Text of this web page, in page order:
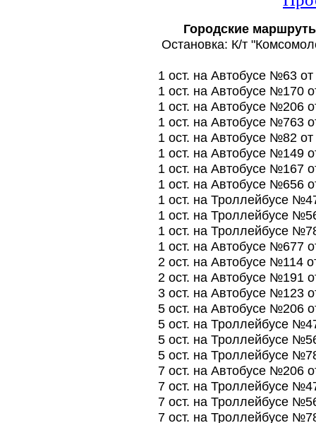
Городские
Остановка: К/т
1 ост. на Автобусе №63
1 ост. на Автобусе №170
1 ост. на Автобусе №206
1 ост. на Автобусе №763
1 ост. на Автобусе №82
1 ост. на Автобусе №149
1 ост. на Автобусе №167
1 ост. на Автобусе №656
1 ост. на Троллейбусе
1 ост. на Троллейбусе
1 ост. на Троллейбусе
1 ост. на Автобусе №677
2 ост. на Автобусе №114
2 ост. на Автобусе №191
3 ост. на Автобусе №123
5 ост. на Автобусе №206
5 ост. на Троллейбусе
5 ост. на Троллейбусе
5 ост. на Троллейбусе
7 ост. на Автобусе №206
7 ост. на Троллейбусе
7 ост. на Троллейбусе
7 ост. на Троллейбусе